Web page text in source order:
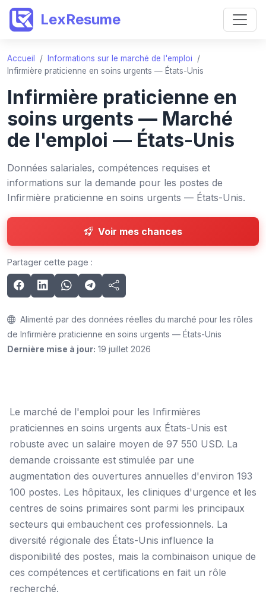
LexResume
Accueil / Informations sur le marché de l'emploi
/
Infirmière praticienne en soins urgents — États-Unis
Infirmière praticienne en
soins urgents — Marché
de l'emploi — États-Unis
Données salariales, compétences requises et
informations sur la demande pour les postes de
Infirmière praticienne en soins urgents — États-Unis.
Voir mes chances
Partager cette page :
Alimenté par des données réelles du marché pour les rôles
de Infirmière praticienne en soins urgents — États-Unis
Dernière mise à jour: 19 juillet 2026
Le marché de l'emploi pour les Infirmières
praticiennes en soins urgents aux États-Unis est
robuste avec un salaire moyen de 97 550 USD. La
demande croissante est stimulée par une
augmentation des ouvertures annuelles d'environ 193
100 postes. Les hôpitaux, les cliniques d'urgence et les
centres de soins primaires sont parmi les principaux
secteurs qui embauchent ces professionnels. La
diversité régionale des États-Unis influence la
disponibilité des postes, mais la combinaison unique de
ces compétences et certifications en fait un rôle
recherché.